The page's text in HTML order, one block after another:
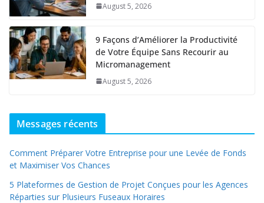
August 5, 2026
9 Façons d’Améliorer la Productivité
de Votre Équipe Sans Recourir au
Micromanagement
August 5, 2026
Messages récents
Comment Préparer Votre Entreprise pour une Levée de Fonds
et Maximiser Vos Chances
5 Plateformes de Gestion de Projet Conçues pour les Agences
Réparties sur Plusieurs Fuseaux Horaires